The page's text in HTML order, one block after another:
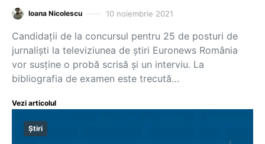
Ioana Nicolescu 10 noiembrie 2021
Candidații de la concursul pentru 25 de posturi de
jurnaliști la televiziunea de știri Euronews România
vor susține o probă scrisă și un interviu. La
bibliografia de examen este trecută…
Vezi articolul
Știri